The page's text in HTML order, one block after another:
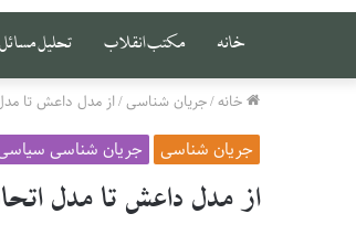
خانه مکتب انقلاب تحلیل
خانه/جریان شناسی/از مدل داعش تا مدل
جریان شناسی جریان شناسی
از مدل داعش تا مدل